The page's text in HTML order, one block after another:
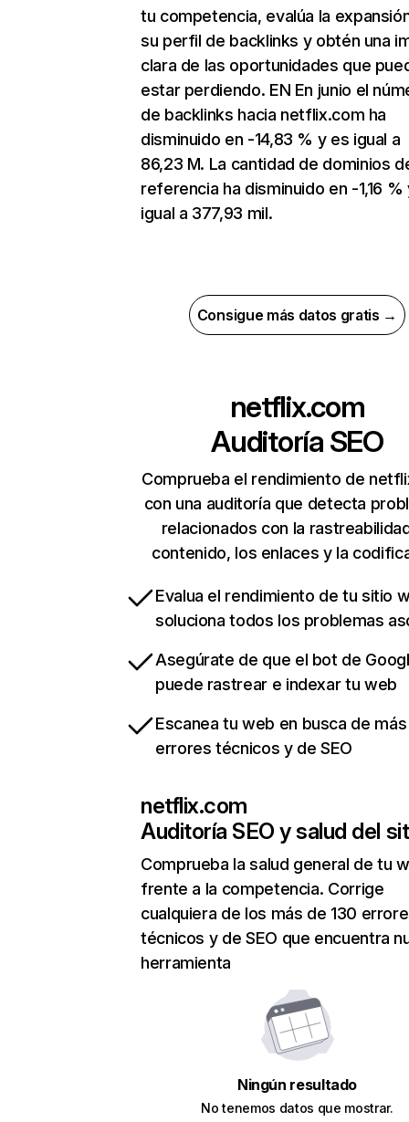
tu competencia, evalúa la
su perfil de backlinks y obtén una
clara de las oportunidades que
estar perdiendo. EN En junio el
de backlinks hacia netflix.com ha
disminuido en -14,83 % y es igual a
86,23 M. La cantidad de dominios
referencia ha disminuido en -1,16 %
igual a 377,93 mil.
Consigue más datos gratis →
netflix.com
Auditoría SEO
Comprueba el rendimiento de
con una auditoría que detecta
relacionados con la
contenido, los enlaces y la
Evalua el rendimiento de tu sitio
soluciona todos los problemas
Asegúrate de que el bot de
puede rastrear e indexar tu web
Escanea tu web en busca de
errores técnicos y de SEO
netflix.com
Auditoría SEO y salud del
Comprueba la salud general de tu
frente a la competencia. Corrige
cualquiera de los más de 130
técnicos y de SEO que encuentra
herramienta
Ningún resultado
No tenemos datos que mostrar.